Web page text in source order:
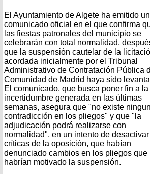
El Ayuntamiento de Algete ha emitido un
comunicado oficial en el que confirma
las fiestas patronales del municipio se
celebrarán con total normalidad,
que la suspensión cautelar de la
acordada inicialmente por el Tribunal
Administrativo de Contratación Pública
Comunidad de Madrid haya sido
El comunicado, que busca poner fin a la
incertidumbre generada en las últimas
semanas, asegura que "no existe
contradicción en los pliegos" y que "la
adjudicación podrá realizarse con
normalidad", en un intento de
críticas de la oposición, que habían
denunciado cambios en los pliegos que
habrían motivado la suspensión.